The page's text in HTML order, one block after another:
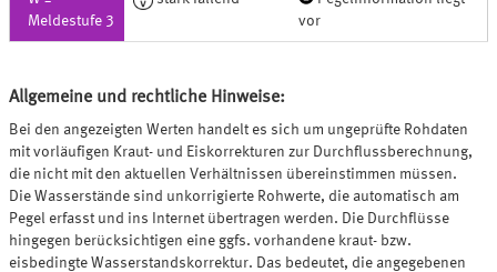
Meldestufe 3
vor
Allgemeine und rechtliche Hinweise:
Bei den angezeigten Werten handelt es sich um ungeprüfte Rohdaten
mit vorläufigen Kraut- und Eiskorrekturen zur Durchflussberechnung,
die nicht mit den aktuellen Verhältnissen übereinstimmen müssen.
Die Wasserstände sind unkorrigierte Rohwerte, die automatisch am
Pegel erfasst und ins Internet übertragen werden. Die Durchflüsse
hingegen berücksichtigen eine ggfs. vorhandene kraut- bzw.
eisbedingte Wasserstandskorrektur. Das bedeutet, die angegebenen